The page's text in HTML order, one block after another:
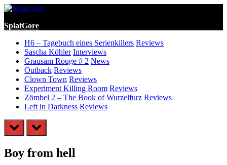
Skip
content
SplatGore
H6 – Tagebuch eines Serienkillers Reviews
Sascha Köhler Interviews
Grausam Rouge # 2 News
Outback Reviews
Clown Town Reviews
Experiment Killing Room Reviews
Zömbel 2 – The Book of Wurzelfurz Reviews
Left in Darkness Reviews
prev next
Boy from hell